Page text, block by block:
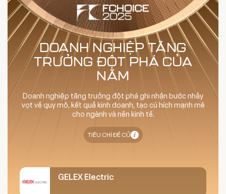
DOANH NGHIỆP TĂNG
TRƯỞNG ĐỘT PHÁ CỦA
NĂM
Doanh nghiệp tăng trưởng đột phá ghi nhận bước nhảy
vọt về quy mô, kết quả kinh doanh, tạo cú hích mạnh mẽ
cho ngành và nền kinh tế.
TIÊU CHÍ ĐỀ CỬ
GELEX Electric